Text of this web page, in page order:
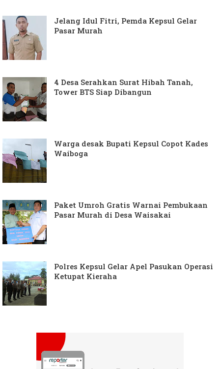
Jelang Idul Fitri, Pemda Kepsul Gelar
Pasar Murah
4 Desa Serahkan Surat Hibah Tanah,
Tower BTS Siap Dibangun
Warga desak Bupati Kepsul Copot Kades
Waiboga
Paket Umroh Gratis Warnai Pembukaan
Pasar Murah di Desa Waisakai
Polres Kepsul Gelar Apel Pasukan Operasi
Ketupat Kieraha